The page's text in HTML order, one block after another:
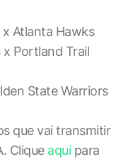
Atlanta Hawks
Portland Trail
State Warriors
que vai transmitir
Clique aquipara